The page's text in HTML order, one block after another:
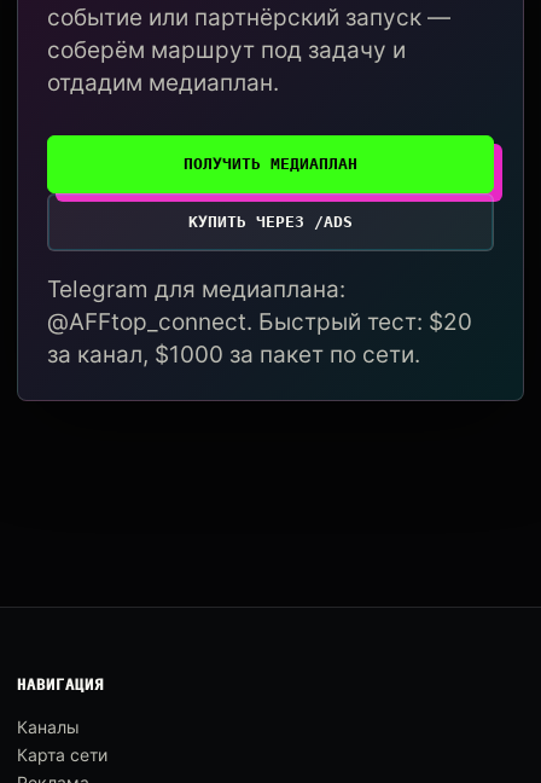
событие или партнёрский запуск —
соберём маршрут под задачу и
отдадим медиаплан.
ПОЛУЧИТЬ МЕДИАПЛАН
КУПИТЬ ЧЕРЕЗ /ADS
Telegram для медиаплана:
@AFFtop_connect. Быстрый тест: $20
за канал, $1000 за пакет по сети.
НАВИГАЦИЯ
Каналы
Карта сети